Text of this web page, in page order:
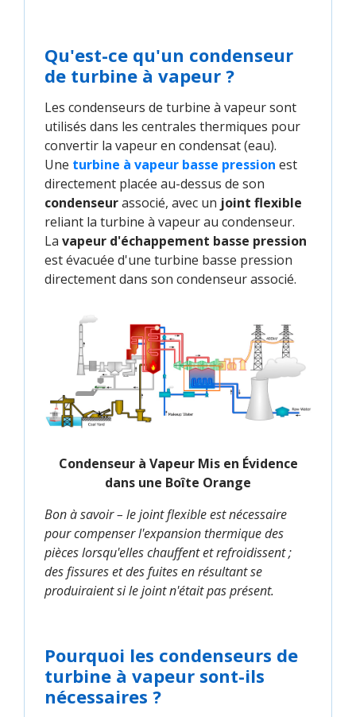
Qu'est-ce qu'un condenseur
de turbine à vapeur ?
Les condenseurs de turbine à vapeur sont
utilisés dans les centrales thermiques pour
convertir la vapeur en condensat (eau).
Une turbine à vapeur basse pression est
directement placée au-dessus de son
condenseurassocié, avec un joint flexible
reliant la turbine à vapeur au condenseur.
La vapeur d'échappement basse pression
est évacuée d'une turbine basse pression
directement dans son condenseur associé.
Condenseur à Vapeur Mis en Évidence
dans une Boîte Orange
Bon à savoir – le joint flexible est nécessaire
pour compenser l'expansion thermique des
pièces lorsqu'elles chauffent et refroidissent ;
des fissures et des fuites en résultant se
produiraient si le joint n'était pas présent.
Pourquoi les condenseurs de
turbine à vapeur sont-ils
nécessaires ?